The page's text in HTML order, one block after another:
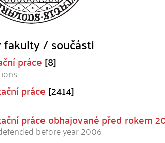
fakulty / součásti
práce[8]
práce[2414]
práce obhajované před rokem
before year 2006